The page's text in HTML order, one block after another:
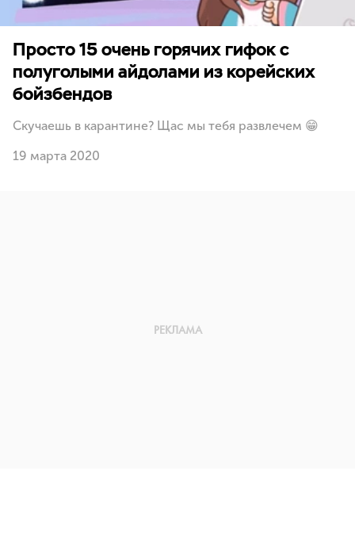
Просто 15 очень горячих гифок с
полуголыми айдолами из корейских
бойзбендов
Скучаешь в карантине? Щас мы тебя развлечем 😁
19 марта 2020